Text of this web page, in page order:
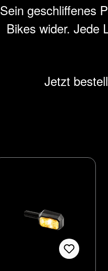
Sein geschliffenes
Bikes wider. Jede
Jetzt